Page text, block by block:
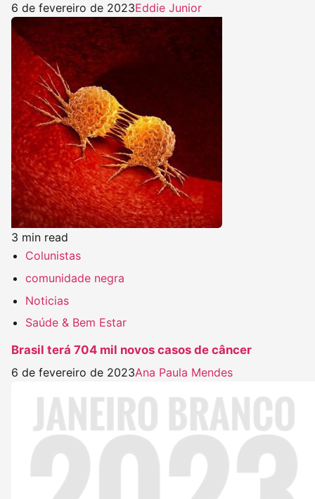
6 de fevereiro de 2023Eddie Junior
3 min read
Colunistas
comunidade negra
Noticias
Saúde & Bem Estar
Brasil terá 704 mil novos casos de câncer
6 de fevereiro de 2023Ana Paula Mendes